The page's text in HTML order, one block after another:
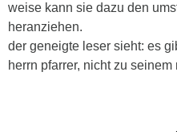
weise kann sie dazu den
heranziehen.
der geneigte leser sieht: es
herrn pfarrer, nicht zu seinem